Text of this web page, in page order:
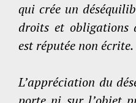
qui crée un
droits et obligations
est réputée non écrite.
L’appréciation du